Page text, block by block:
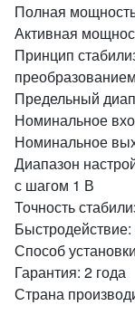
Полная
Активная
Принцип
Предельный
Номинальное
Номинальное
Диапазон
с шагом 1 В
Точность
Способ
Гарантия: 2 года
Страна